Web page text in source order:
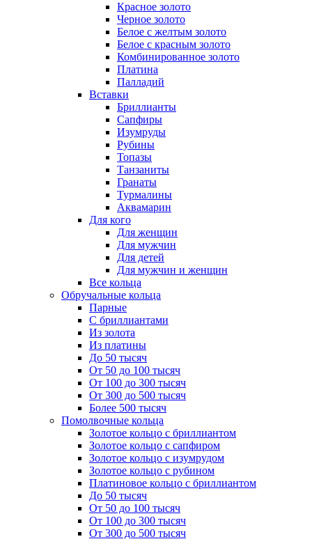
Красное золото
Черное золото
Белое с желтым золото
Белое с красным золото
Комбинированное золото
Платина
Палладий
Вставки
Бриллианты
Сапфиры
Изумруды
Рубины
Топазы
Танзаниты
Гранаты
Турмалины
Аквамарин
Для кого
Для женщин
Для мужчин
Для детей
Для мужчин и женщин
Все кольца
Обручальные кольца
Парные
С бриллиантами
Из золота
Из платины
До 50 тысяч
От 50 до 100 тысяч
От 100 до 300 тысяч
От 300 до 500 тысяч
Более 500 тысяч
Помолвочные кольца
Золотое кольцо с бриллиантом
Золотое кольцо с сапфиром
Золотое кольцо с изумрудом
Золотое кольцо с рубином
Платиновое кольцо с бриллиантом
До 50 тысяч
От 50 до 100 тысяч
От 100 до 300 тысяч
От 300 до 500 тысяч